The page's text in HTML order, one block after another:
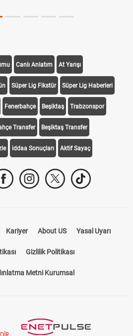
Süper Lig Fikstür Süper Lig Haberleri
Fenerbahçe Beşiktaş Trabzonspor
Transfer Beşiktaş Transfer
iddaa Sonuçları Aktif Sayaç